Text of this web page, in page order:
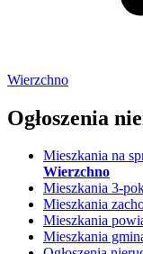
Wierzchno
Ogłoszenia
Mieszkania na
Wierzchno
Mieszkania 3-
Mieszkania
Mieszkania
Mieszkania